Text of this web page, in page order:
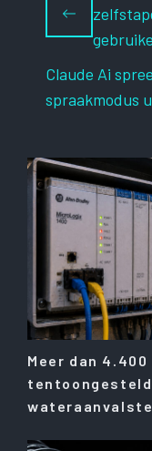
Claude Ai
spraakmodus
Meer dan 4.400